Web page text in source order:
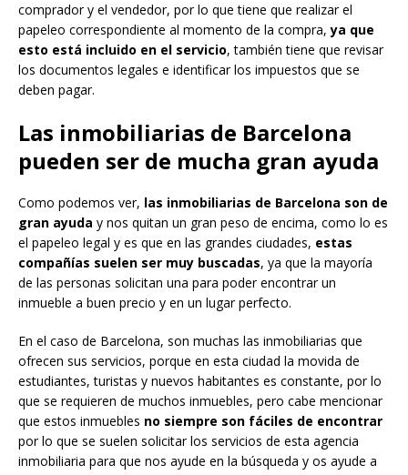
comprador y el vendedor, por lo que tiene que realizar el
papeleo correspondiente al momento de la compra,ya que
esto está incluido en el servicio, también tiene que revisar
los documentos legales e identificar los impuestos que se
deben pagar.
Las inmobiliarias de Barcelona
pueden ser de mucha gran ayuda
Como podemos ver, las inmobiliarias de Barcelona son de
gran ayuda y nos quitan un gran peso de encima, como lo es
el papeleo legal y es que en las grandes ciudades, estas
compañías suelen ser muy buscadas, ya que la mayoría
de las personas solicitan una para poder encontrar un
inmueble a buen precio y en un lugar perfecto.
En el caso de Barcelona, son muchas las inmobiliarias que
ofrecen sus servicios, porque en esta ciudad la movida de
estudiantes, turistas y nuevos habitantes es constante, por lo
que se requieren de muchos inmuebles, pero cabe mencionar
que estos inmuebles no siempre son fáciles de encontrar
por lo que se suelen solicitar los servicios de esta agencia
inmobiliaria para que nos ayude en la búsqueda y os ayude a